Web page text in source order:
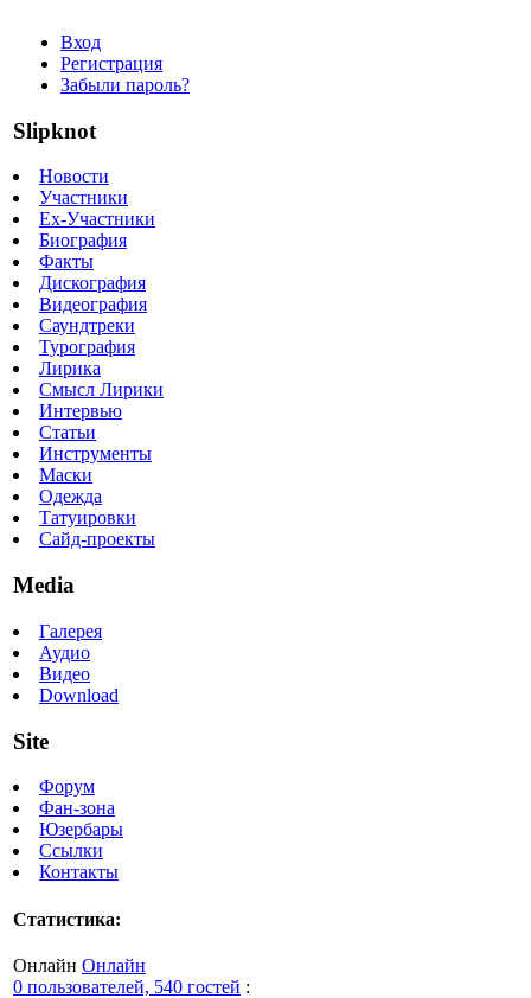
Вход
Регистрация
Забыли пароль?
Slipknot
Новости
Участники
Ex-Участники
Биография
Факты
Дискография
Видеография
Саундтреки
Турография
Лирика
Смысл Лирики
Интервью
Статьи
Инструменты
Маски
Одежда
Татуировки
Сайд-проекты
Media
Галерея
Аудио
Видео
Download
Site
Форум
Фан-зона
Юзербары
Ссылки
Контакты
Статистика:
Онлайн Онлайн
0 пользователей, 540 гостей :